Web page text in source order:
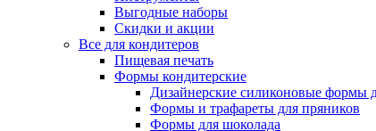
Выгодные наборы
Скидки и акции
Все для кондитеров
Пищевая печать
Формы кондитерские
Дизайнерские силиконовые формы
Формы и трафареты для пряников
Формы для шоколада